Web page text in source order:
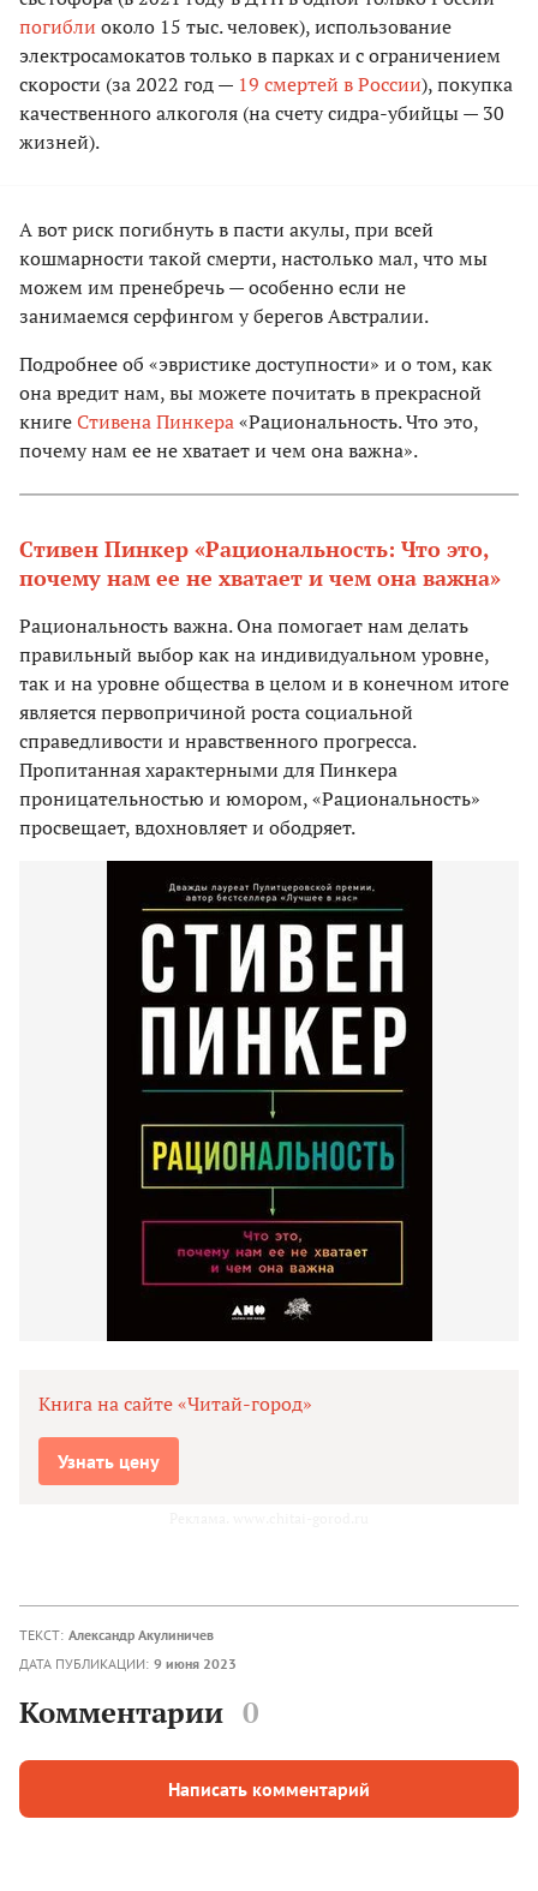
погибли около 15 тыс. человек), использование
электросамокатов только в парках и с ограничением
скорости (за 2022 год — 19 смертей в России), покупка
качественного алкоголя (на счету сидра-убийцы — 30
жизней).
А вот риск погибнуть в пасти акулы, при всей
кошмарности такой смерти, настолько мал, что мы
можем им пренебречь — особенно если не
занимаемся серфингом у берегов Австралии.
Подробнее об «эвристике доступности» и о том, как
она вредит нам, вы можете почитать в прекрасной
книгеСтивена Пинкера«Рациональность. Что это,
почему нам ее не хватает и чем она важна».
Стивен Пинкер «Рациональность: Что это,
почему нам ее не хватает и чем она важна»
Рациональность важна. Она помогает нам делать
правильный выбор как на индивидуальном уровне,
так и на уровне общества в целом и в конечном итоге
является первопричиной роста социальной
справедливости и нравственного прогресса.
Пропитанная характерными для Пинкера
проницательностью и юмором, «Рациональность»
просвещает, вдохновляет и ободряет.
Книга на сайте «Читай-город»
Узнать цену
ТЕКСТ: Александр Акулиничев
ДАТА ПУБЛИКАЦИИ: 9 июня 2023
Комментарии 0
Написать комментарий